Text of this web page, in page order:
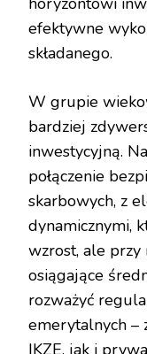
efektywne
składanego.
W grupie
bardziej
inwestycyjną.
połączenie
skarbowych, z
dynamicznymi,
wzrost, ale przy
osiągające
rozważyć
emerytalnych –
IKZE, jak i